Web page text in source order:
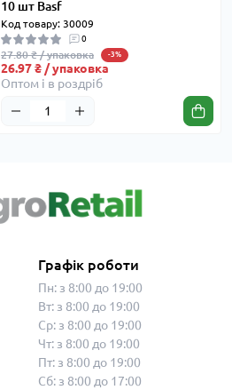
10 шт Basf
Код товару: 30009
0
27.80 ₴ / упаковка -3%
26.97 ₴ / упаковка
Оптом і в роздріб
Графік роботи
Пн: з 8:00 до 19:00
Вт: з 8:00 до 19:00
Ср: з 8:00 до 19:00
Чт: з 8:00 до 19:00
Пт: з 8:00 до 19:00
Сб: з 8:00 до 17:00